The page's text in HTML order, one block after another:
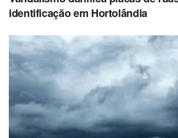
identificação em Hortolândia